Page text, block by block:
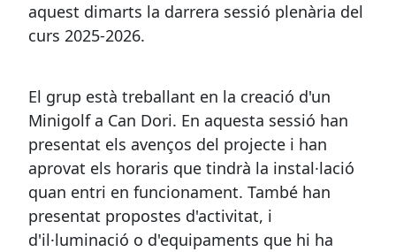
aquest dimarts la darrera sessió plenària del
curs 2025-2026.
El grup està treballant en la creació d'un
Minigolf a Can Dori. En aquesta sessió han
presentat els avenços del projecte i han
aprovat els horaris que tindrà la instal·lació
quan entri en funcionament. També han
presentat propostes d'activitat, i
d'il·luminació o d'equipaments que hi ha